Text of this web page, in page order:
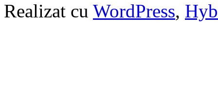
Realizat cu WordPress,